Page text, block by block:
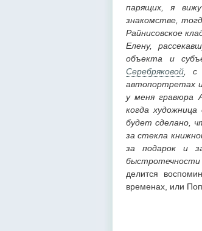
парящих, я
знакомстве,
Райнисовское
Елену,
объекта и
Серебряковой , с
автопортретах
у меня гравюра
когда
будет сделано,
за стекла
за подарок и
делится
временах, или